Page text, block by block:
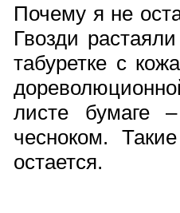
Почему я не
Гвозди
табуретке с
листе бумаге
чесноком.
остается.